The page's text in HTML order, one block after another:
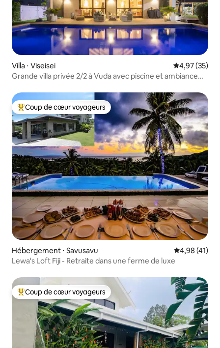
Villa ⋅ Viseisei Évaluation
4,97 (35)
Grande villa privée 2/2 à Vuda avec piscine et ambiance
Coups de cœur voyageurs les plus appréciés
Coup de cœur voyageurs
Hébergement ⋅ Savusavu Évaluation
4,98 (41)
Lewa's Loft Fiji - Retraite dans une ferme de luxe
Coups de cœur voyageurs les plus appréciés
Coup de cœur voyageurs